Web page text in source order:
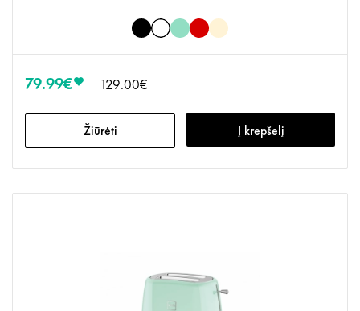
79.99€ 129.00€
Žiūrėti Į krepšelį